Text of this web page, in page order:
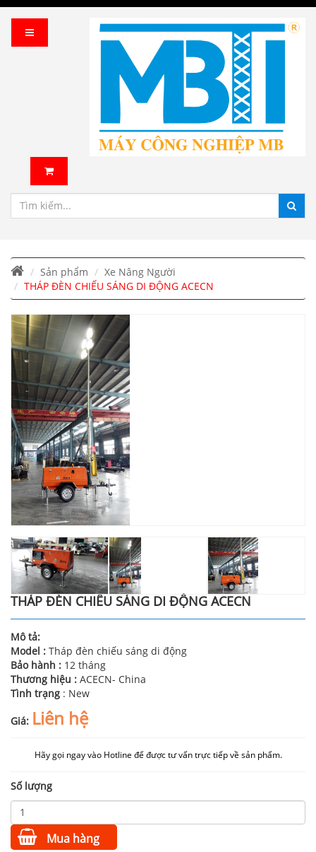
Sản phẩm
Xe Nâng Người
THÁP ĐÈN CHIẾU SÁNG DI ĐỘNG ACECN
THÁP ĐÈN CHIẾU SÁNG DI ĐỘNG ACECN
Mô tả:
Model : Tháp đèn chiếu sáng di động
Bảo hành : 12 tháng
Thương hiệu : ACECN- China
Tình trạng : New
Giá: Liên hệ
Hãy gọi ngay vào Hotline để được tư vấn trực tiếp về sản phẩm.
Số lượng
Mua hàng